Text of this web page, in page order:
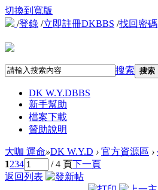
切換到寬版
/登錄 /立即註冊DKBBS /找回密碼
搜索 搜索
DK W.Y.DBBS
新手幫助
檔案下載
贊助說明
大咖 運命»DK W.Y.D › 官方資源區 ›
1234 / 4 頁下一頁
返回列表